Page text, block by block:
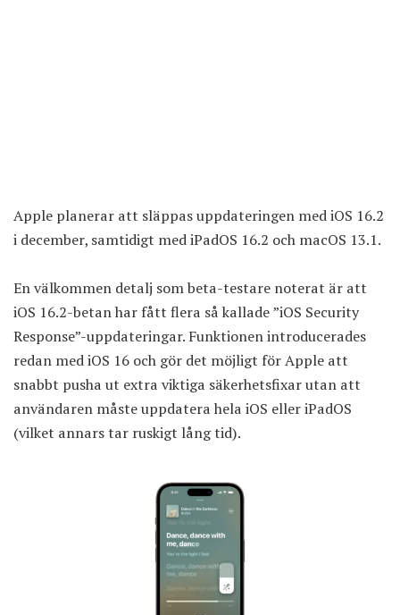
Apple planerar att släppas uppdateringen med iOS 16.2
i december, samtidigt med iPadOS 16.2 och macOS 13.1.
En välkommen detalj som beta-testare noterat är att
iOS 16.2-betan har fått flera så kallade ”iOS Security
Response”-uppdateringar. Funktionen introducerades
redan med iOS 16 och gör det möjligt för Apple att
snabbt pusha ut extra viktiga säkerhetsfixar utan att
användaren måste uppdatera hela iOS eller iPadOS
(vilket annars tar ruskigt lång tid).